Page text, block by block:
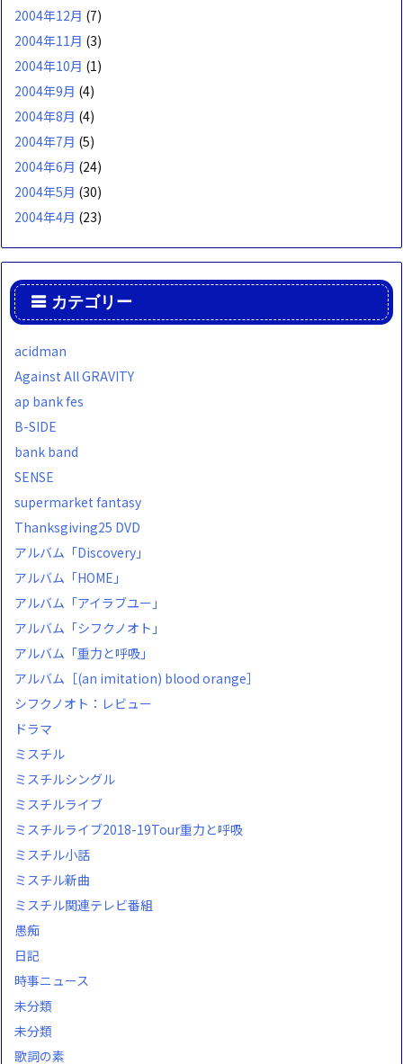
2004年12月 (7)
2004年11月 (3)
2004年10月 (1)
2004年9月 (4)
2004年8月 (4)
2004年7月 (5)
2004年6月 (24)
2004年5月 (30)
2004年4月 (23)
カテゴリー
acidman
Against All GRAVITY
ap bank fes
B-SIDE
bank band
SENSE
supermarket fantasy
Thanksgiving25 DVD
アルバム「Discovery」
アルバム「HOME」
アルバム「アイラブユー」
アルバム「シフクノオト」
アルバム「重力と呼吸」
アルバム［(an imitation) blood orange］
シフクノオト：レビュー
ドラマ
ミスチル
ミスチルシングル
ミスチルライブ
ミスチルライブ2018-19Tour重力と呼吸
ミスチル小話
ミスチル新曲
ミスチル関連テレビ番組
愚痴
日記
時事ニュース
未分類
未分類
歌詞の素